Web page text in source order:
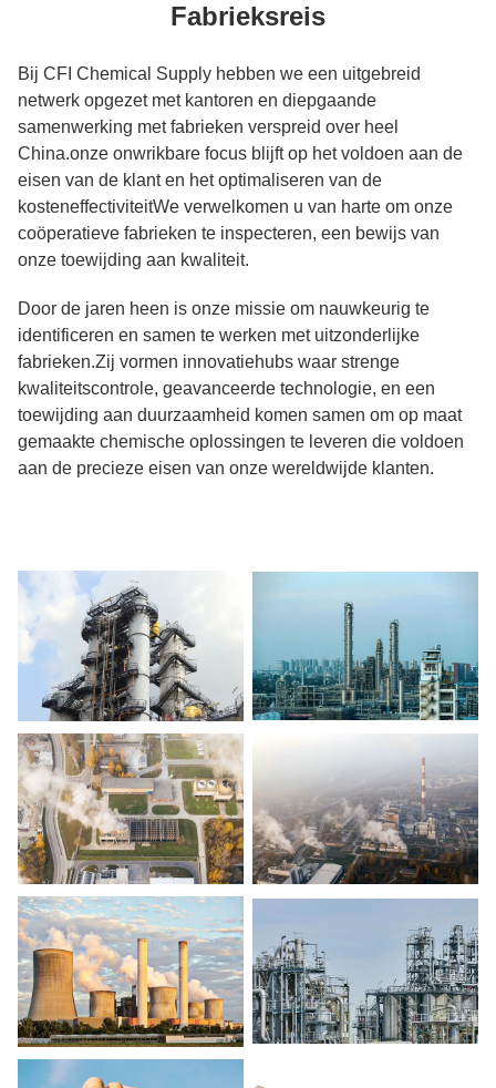
Fabrieksreis
Bij CFI Chemical Supply hebben we een uitgebreid
netwerk opgezet met kantoren en diepgaande
samenwerking met fabrieken verspreid over heel
China.onze onwrikbare focus blijft op het voldoen aan de
eisen van de klant en het optimaliseren van de
kosteneffectiviteitWe verwelkomen u van harte om onze
coöperatieve fabrieken te inspecteren, een bewijs van
onze toewijding aan kwaliteit.
Door de jaren heen is onze missie om nauwkeurig te
identificeren en samen te werken met uitzonderlijke
fabrieken.Zij vormen innovatiehubs waar strenge
kwaliteitscontrole, geavanceerde technologie, en een
toewijding aan duurzaamheid komen samen om op maat
gemaakte chemische oplossingen te leveren die voldoen
aan de precieze eisen van onze wereldwijde klanten.